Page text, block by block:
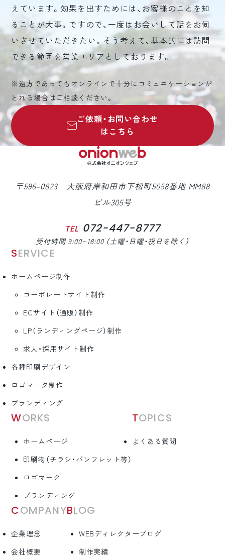
えています。効果を出すためには、お客様のことを知
ることが大事。ですので、一度はお会いして話をお伺
いさせていただきたい。そう考えて、基本的には訪問
できる範囲を営業エリアとしております。
※遠方であってもオンラインで十分にコミュニケーションが
とれる場合はご相談ください。
ご依頼・お問い合わせ
はこちら
〒596-0823 大阪府岸和田市下松町5058番地 MM88
ビル305号
TEL 072-447-8777
受付時間 9:00~18:00 （土曜・日曜・祝日を除く）
SERVICE
ホームページ制作
コーポレートサイト制作
ECサイト（通販）制作
LP（ランディングページ）制作
求人・採用サイト制作
各種印刷デザイン
ロゴマーク制作
ブランディング
WORKS
ホームページ
印刷物（チラシ・パンフレット等）
ロゴマーク
ブランディング
TOPICS
よくある質問
COMPANY
企業理念
会社概要
BLOG
WEBディレクターブログ
制作実績